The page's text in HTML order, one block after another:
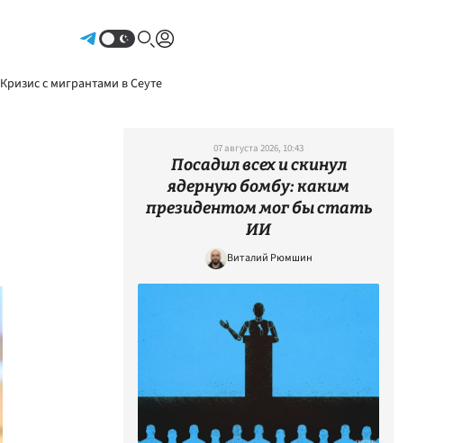
Кризис с мигрантами в Сеуте
07 августа 2026, 10:43
Посадил всех и скинул
ядерную бомбу: каким
президентом мог бы стать
ИИ
Виталий Рюмшин